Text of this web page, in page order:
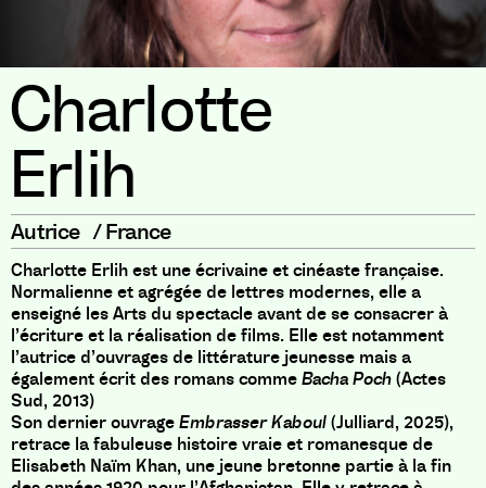
Charlotte
Erlih
Autrice /France
Charlotte Erlih est une écrivaine et cinéaste française.
Normalienne et agrégée de lettres modernes, elle a
enseigné les Arts du spectacle avant de se consacrer à
l’écriture et la réalisation de films. Elle est notamment
l’autrice d’ouvrages de littérature jeunesse mais a
également écrit des romans commeBacha Poch(Actes
Sud, 2013)
Son dernier ouvrageEmbrasser Kaboul(Julliard, 2025),
retrace la fabuleuse histoire vraie et romanesque de
Elisabeth Naïm Khan, une jeune bretonne partie à la fin